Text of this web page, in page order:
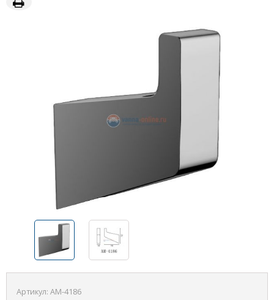
Артикул: AM-4186